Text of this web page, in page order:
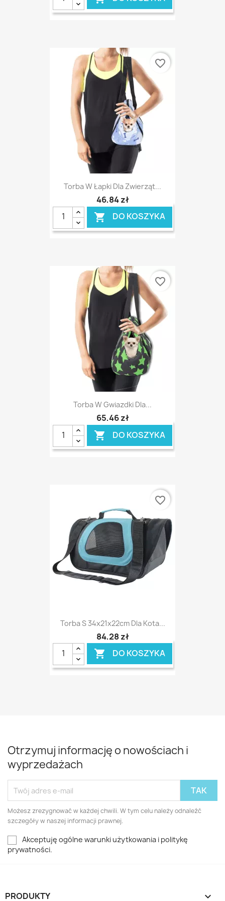
Torba W Łapki Dla Zwierząt...
46,84 zł
 DO KOSZYKA
favorite_border
Torba W Gwiazdki Dla...
65,46 zł
 DO KOSZYKA
favorite_border
Torba S 34x21x22cm Dla Kota...
84,28 zł
 DO KOSZYKA
favorite_border
Otrzymuj informację o nowościach i
wyprzedażach
Możesz zrezygnować w każdej chwili. W tym celu należy odnaleźć
szczegóły w naszej informacji prawnej.
Akceptuję ogólne warunki użytkowania i politykę
prywatności.
PRODUKTY 